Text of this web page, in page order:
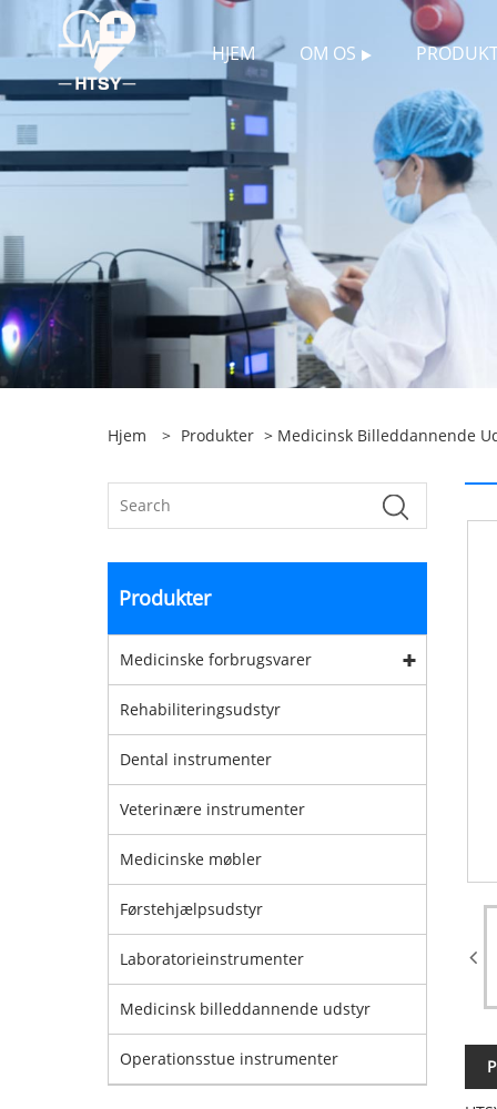
HJEM OM OS
Hjem > Produkter > Medicinsk Billeddannende
Produkter
Medicinske forbrugsvarer
Rehabiliteringsudstyr
Dental instrumenter
Veterinære instrumenter
Medicinske møbler
Førstehjælpsudstyr
Laboratorieinstrumenter
Medicinsk billeddannende udstyr
Operationsstue instrumenter